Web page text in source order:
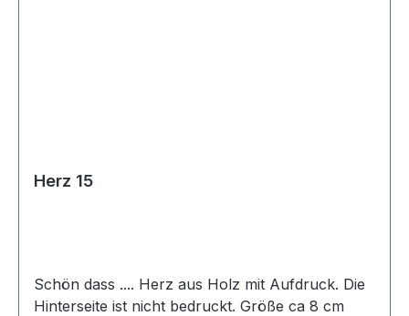
Herz 15
Schön dass .... Herz aus Holz mit Aufdruck. Die
Hinterseite ist nicht bedruckt. Größe ca 8 cm